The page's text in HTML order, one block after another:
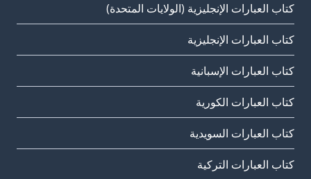
كتاب العبارات الإنجليزية (الولايات المتحدة)
كتاب العبارات الإنجليزية
كتاب العبارات الإسبانية
كتاب العبارات الكورية
كتاب العبارات السويدية
كتاب العبارات التركية